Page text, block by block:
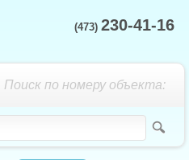
(473) 230-41-16
Поиск по номеру объекта: